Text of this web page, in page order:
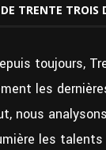
TRENTE TROIS
toujours,
les
nous
les